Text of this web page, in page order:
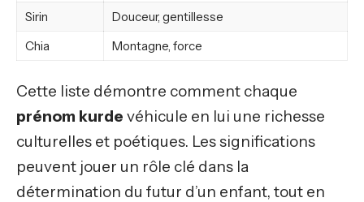
Sirin
Douceur, gentillesse
Chia
Montagne, force
Cette liste démontre comment chaque
prénom kurde véhicule en lui une richesse
culturelles et poétiques. Les significations
peuvent jouer un rôle clé dans la
détermination du futur d’un enfant, tout en